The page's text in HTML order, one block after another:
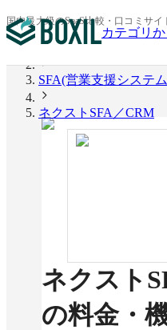
国内最大級のSaaS比較・口コミサイ
カテゴリ
BOXIL
SFA(営業支援システ
ネクストSFA／CRM
ネクスト
の料金・